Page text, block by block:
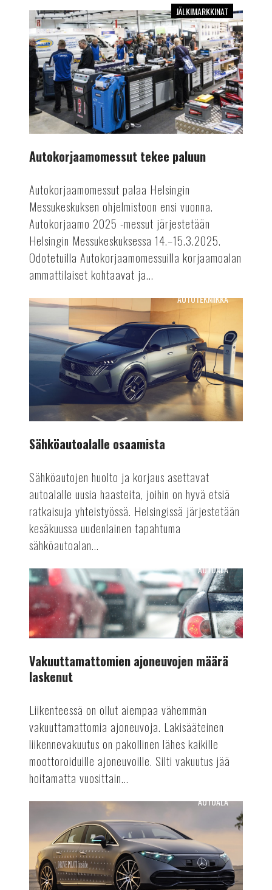
Autokorjaamomessut
tekee
paluun
JÄLKIMARKKINAT
Autokorjaamomessut tekee paluun
Autokorjaamomessut palaa Helsingin
Messukeskuksen ohjelmistoon ensi vuonna.
Autokorjaamo 2025 -messut järjestetään
Helsingin Messukeskuksessa 14.–15.3.2025.
Odotetuilla Autokorjaamomessuilla korjaamoalan
ammattilaiset kohtaavat ja...
Sähköautoalalle
osaamista
AUTOTEKNIIKKA
Sähköautoalalle osaamista
Sähköautojen huolto ja korjaus asettavat
autoalalle uusia haasteita, joihin on hyvä etsiä
ratkaisuja yhteistyössä. Helsingissä järjestetään
kesäkuussa uudenlainen tapahtuma
sähköautoalan...
Vakuuttamattomien
ajoneuvojen
määrä
laskenut
AUTOALA
Vakuuttamattomien ajoneuvojen määrä
laskenut
Liikenteessä on ollut aiempaa vähemmän
vakuuttamattomia ajoneuvoja. Lakisääteinen
liikennevakuutus on pakollinen lähes kaikille
moottoroiduille ajoneuvoille. Silti vakuutus jää
hoitamatta vuosittain...
Automaattiajamisen
lähitulevaisuus
AUTOALA